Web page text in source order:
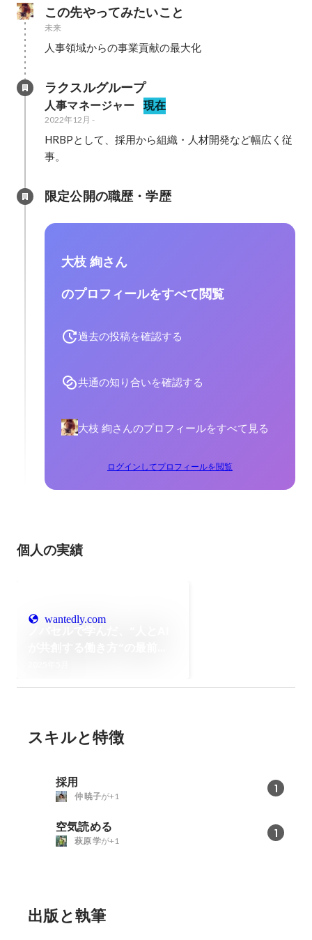
この先やってみたいこと
未来
人事領域からの事業貢献の最大化
ラクスルグループ
人事マネージャー 現在
2022年12月 -
HRBPとして、採用から組織・人材開発など幅広く従
事。
限定公開の職歴・学歴
大枝 絢さん
のプロフィールをすべて閲覧
過去の投稿を確認する
共通の知り合いを確認する
大枝 絢さんのプロフィールをすべて見る
ログインしてプロフィールを閲覧
個人の実績
wantedly.com
スキルと特徴
採用 1
仲 暁子が+1
空気読める 1
萩原 学が+1
出版と執筆